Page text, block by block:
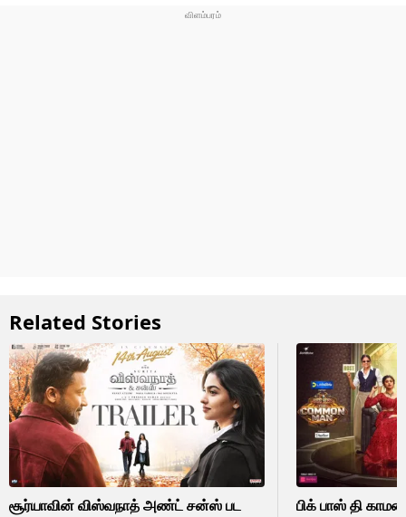
Related Stories
சூர்யாவின் விஸ்வநாத் அண்ட் சன்ஸ் பட
பிக் பாஸ் தி